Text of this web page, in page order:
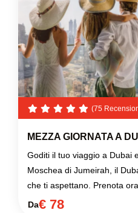
(75
MEZZA GIORNATA A
Goditi il tuo viaggio a Dubai
Moschea di Jumeirah, il
che ti aspettano. Prenota
Da€ 78